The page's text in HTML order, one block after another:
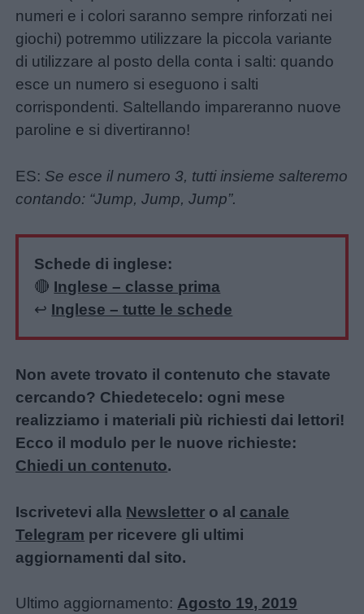
numeri e i colori saranno sempre rinforzati nei
giochi) potremmo utilizzare la piccola variante
di utilizzare al posto della conta i salti: quando
esce un numero si eseguono i salti
corrispondenti. Saltellando impareranno nuove
paroline e si divertiranno!
ES: Se esce il numero 3, tutti insieme salteremo
contando: “Jump, Jump, Jump”.
Schede di inglese:
🔴 Inglese – classe prima
↩️ Inglese – tutte le schede
Non avete trovato il contenuto che stavate
cercando? Chiedetecelo: ogni mese
realizziamo i materiali più richiesti dai lettori!
Ecco il modulo per le nuove richieste:
Chiedi un contenuto.
Iscrivetevi alla Newsletter o al canale
Telegram per ricevere gli ultimi
aggiornamenti dal sito.
Ultimo aggiornamento: Agosto 19, 2019